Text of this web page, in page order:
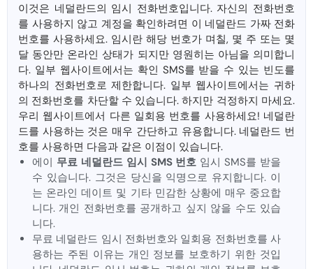
이것은 네덜란드의 임시 전화번호입니다. 자신의 전화번호
를 사용하지 않고 계정을 확인하려면 이 네덜란드 가짜 전화
번호를 사용하세요. 임시란 해당 번호가 며칠, 몇 주 또는 몇
달 동안만 온라인 상태가 되지만 영원히는 아님을 의미합니
다. 일부 웹사이트에서는 확인 SMS를 받을 수 있는 빈도를
하나의 전화번호로 제한합니다. 일부 웹사이트에서는 귀하
의 전화번호를 차단할 수 있습니다. 하지만 걱정하지 마세요.
우리 웹사이트에서 다른 일회용 번호를 사용하세요! 네덜란
드를 사용하는 것은 매우 간단하고 유용합니다. 네덜란드 번
호를 사용하면 다음과 같은 이점이 있습니다.
에이 무료 네덜란드 임시 SMS 번호 임시 SMS를 받을
수 있습니다. 그것은 당신을 익명으로 유지합니다. 이
는 온라인 데이트 및 기타 민감한 상황에 매우 중요합
니다. 개인 전화번호를 공개하고 싶지 않을 수도 있습
니다.
무료 네덜란드 임시 전화번호와 일회용 전화번호를 사
용하는 주된 이유는 개인 정보를 보호하기 위한 것입